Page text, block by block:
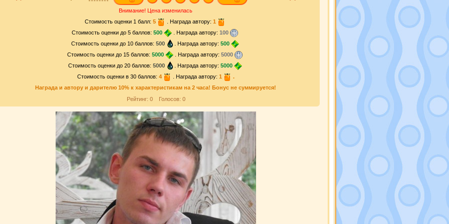
Внимание! Цена изменилась
Стоимость оценки 1 балл: 5 . Награда автору: 1
Стоимость оценки до 5 баллов: 500 . Награда автору: 100
Стоимость оценки до 10 баллов: 500 . Награда автору: 500
Стоимость оценки до 15 баллов: 5000 . Награда автору: 5000
Стоимость оценки до 20 баллов: 5000 . Награда автору: 5000
Стоимость оценки в 30 баллов: 4 . Награда автору: 1
.
Награда и автору и дарителю 10% к характеристикам на 2 часа! Бонус не суммируется!
Рейтинг: 0Голосов: 0